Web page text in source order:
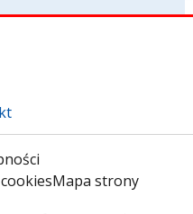
Mapa strony